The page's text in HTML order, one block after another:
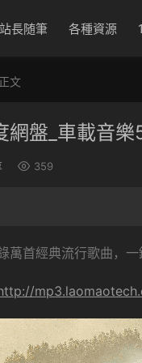
站長随筆 各種資源
正文
網盤_車載音
359
萬首經典流行歌曲，